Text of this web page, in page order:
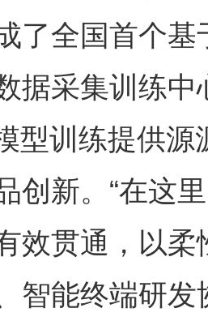
了全国首个
据采集训练
型训练提供源
创新。“在这
效贯通，以
智能终端研